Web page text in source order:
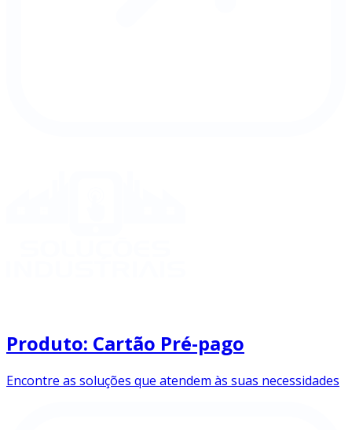
Produto: Cartão Pré-pago
Encontre as soluções que atendem às suas necessidades